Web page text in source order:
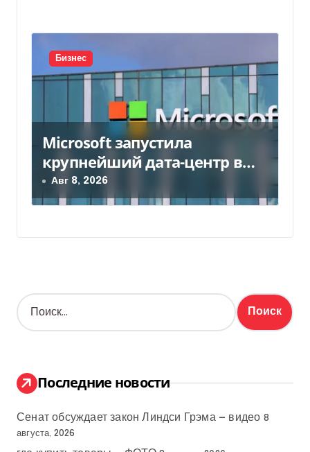
Бизнес
Microsoft запустила
крупнейший дата-центр в
Индии за $20,5 миллиарда
Авг 8, 2026
Н
а
:
Последние новости
Сенат обсуждает закон Линдси Грэма — видео 8
августа, 2026